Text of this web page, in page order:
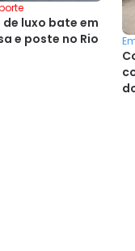
luxo bate em
e poste no Rio